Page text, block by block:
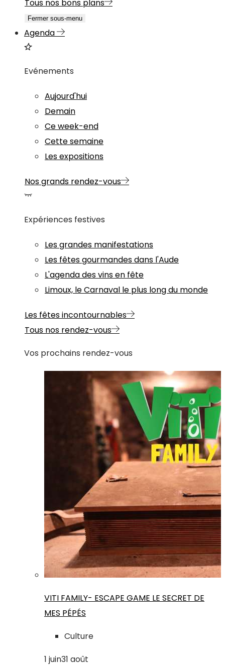
Tous nos bons plans
Fermer sous-menu
Agenda
Evénements
Aujourd'hui
Demain
Ce week-end
Cette semaine
Les expositions
Nos grands rendez-vous
Expériences festives
Les grandes manifestations
Les fêtes gourmandes dans l'Aude
L'agenda des vins en fête
Limoux, le Carnaval le plus long du monde
Les fêtes incontournables
Tous nos rendez-vous
Vos prochains rendez-vous
VITI FAMILY- ESCAPE GAME LE SECRET DE
MES PÉPÉS
Culture
1 juin31 août